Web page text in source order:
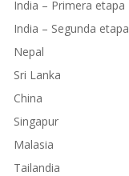
India – Primera etapa
India – Segunda etapa
Nepal
Sri Lanka
China
Singapur
Malasia
Tailandia